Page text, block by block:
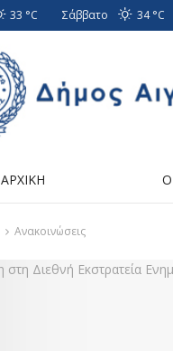
33 °C Σάββατο 34 °C
ΑΡΧΙΚΗ
Ανακοινώσεις